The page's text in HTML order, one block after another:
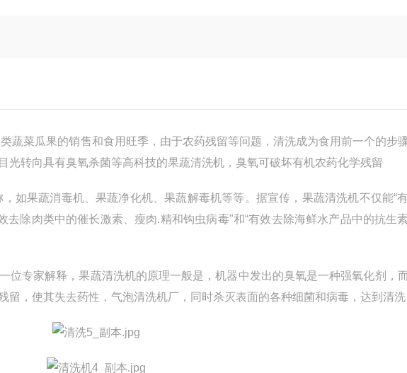
蔬菜瓜果的销售和食用旺季，由于农药残留等问题，清洗成为食用前一个的步
光转向具有臭氧杀菌等高科技的果蔬清洗机，臭氧可破坏有机农药化学残留
，如果蔬消毒机、果蔬净化机、果蔬解毒机等等。据宣传，果蔬清洗机不仅能“
去除肉类中的催长激素、瘦肉.精和钩虫病毒"和“有效去除海鲜水产品中的抗生
位专家解释，果蔬清洗机的原理一般是，机器中发出的臭氧是一种强氧化剂，
留，使其失去药性，气泡清洗机厂，同时杀灭表面的各种细菌和病毒，达到清